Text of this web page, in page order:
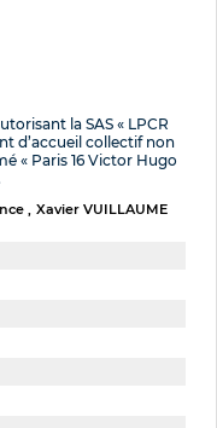
la SAS « LPCR
d’accueil collectif non
« Paris 16 Victor Hugo
Xavier VUILLAUME